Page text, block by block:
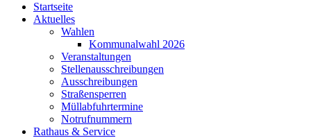
Startseite
Aktuelles
Wahlen
Kommunalwahl 2026
Veranstaltungen
Stellenausschreibungen
Ausschreibungen
Straßensperren
Müllabfuhrtermine
Notrufnummern
Rathaus & Service